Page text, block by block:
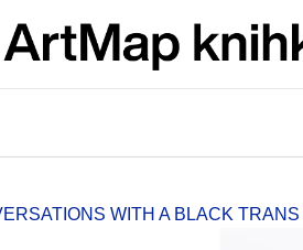
WITH A BLACK